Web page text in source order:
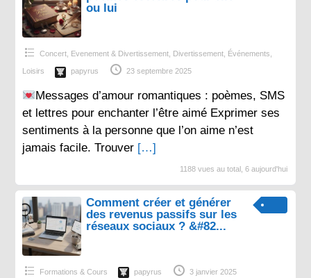
ou lui
Concert, Evenement & Divertissement, Divertissement, Événements,
Loisirs papyrus 23 septembre 2025
Messages d’amour romantiques : poèmes, SMS
et lettres pour enchanter l’être aimé Exprimer ses
sentiments à la personne que l’on aime n’est
jamais facile. Trouver […]
1188 vues au total, 6 aujourd'hui
Comment créer et générer
des revenus passifs sur les
réseaux sociaux ? &#82...
Formations & Cours papyrus 3 janvier 2025